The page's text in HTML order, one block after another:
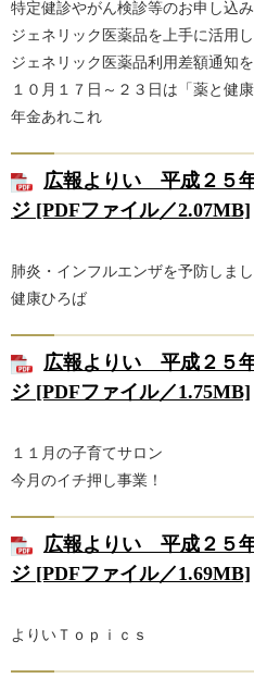
特定健診やがん検診等のお申し込
ジェネリック医薬品を上手に活用
ジェネリック医薬品利用差額通知
１０月１７日～２３日は「薬と健
年金あれこれ
広報よりい 平成２５
ジ [PDFファイル／2.07MB]
肺炎・インフルエンザを予防しまし
健康ひろば
広報よりい 平成２５
ジ [PDFファイル／1.75MB]
１１月の子育てサロン
今月のイチ押し事業！
広報よりい 平成２５
ジ [PDFファイル／1.69MB]
よりいＴｏｐｉｃｓ